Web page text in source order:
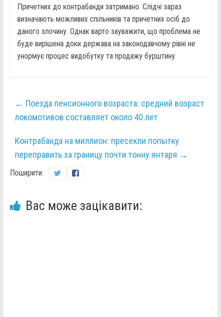
Причетних до контрабанди затримано. Слідчі зараз
визначають можливих спільників та причетних осіб до
даного злочину. Однак варто зауважити, що проблема не
буде вирішена доки держава на законодавчому рівні не
унормує процес видобутку та продажу бурштину.
← Поезда пенсионного возраста: средний возраст
локомотивов составляет около 40 лет
Контрабанда на миллион: пресекли попытку
переправить за границу почти тонну янтаря →
Поширити:
Вас може зацікавити: